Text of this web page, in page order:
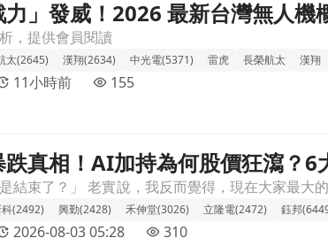
念股全解析文章頁
力」發威！2026 最新台灣無人機
，提供會員閱讀
太(2645) 漢翔(2634) 中光電(5371) 雷虎 長榮航太 漢翔
11小時前 155
概念股估值大公開🔎文章頁
真相！AI加持為何股價狂瀉？6
(2492) 興勤(2428) 禾伸堂(3026) 立隆電(2472) 鈺邦
2026-08-03 05:28 310